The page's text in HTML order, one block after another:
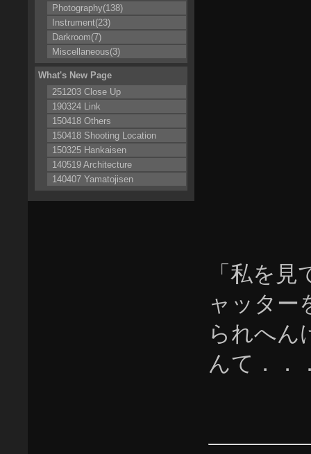
Photography(138)
Instrument(23)
Darkroom(7)
Miscellaneous(3)
What's New Page
251203 Close Up
190324 Link
150418 Others
150418 Shooting Location
150325 Hankaisen
140519 Architecture
140407 Yamatojisen
「私を
ャッター
られへん
んて．．